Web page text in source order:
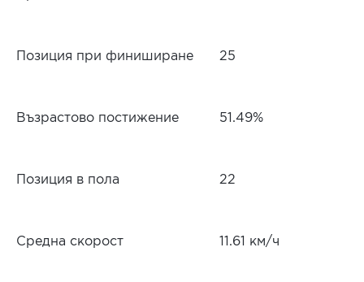
Позиция при финиширане 25
Възрастово постижение 51.49%
Позиция в пола 22
Средна скорост 11.61 км/ч